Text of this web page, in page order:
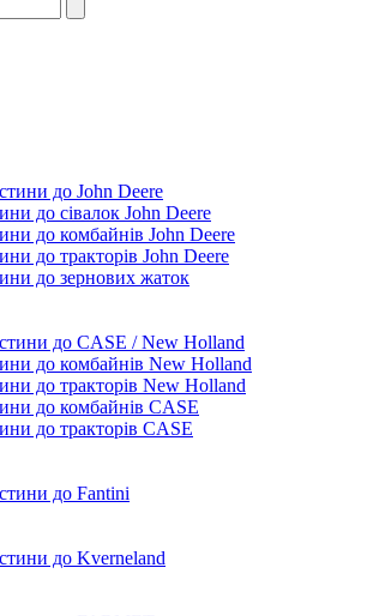
до John Deere
до сівалок John Deere
до комбайнів John Deere
до тракторів John Deere
до зернових жаток
до CASE / New Holland
до комбайнів New Holland
до тракторів New Holland
до комбайнів CASE
до тракторів CASE
до Fantini
до Kverneland